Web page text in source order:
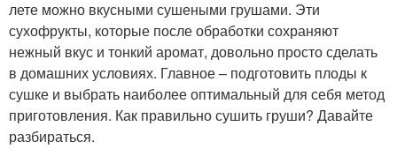
лете можно вкусными сушеными грушами. Эти
сухофрукты, которые после обработки сохраняют
нежный вкус и тонкий аромат, довольно просто сделать
в домашних условиях. Главное – подготовить плоды к
сушке и выбрать наиболее оптимальный для себя метод
приготовления. Как правильно сушить груши? Давайте
разбираться.